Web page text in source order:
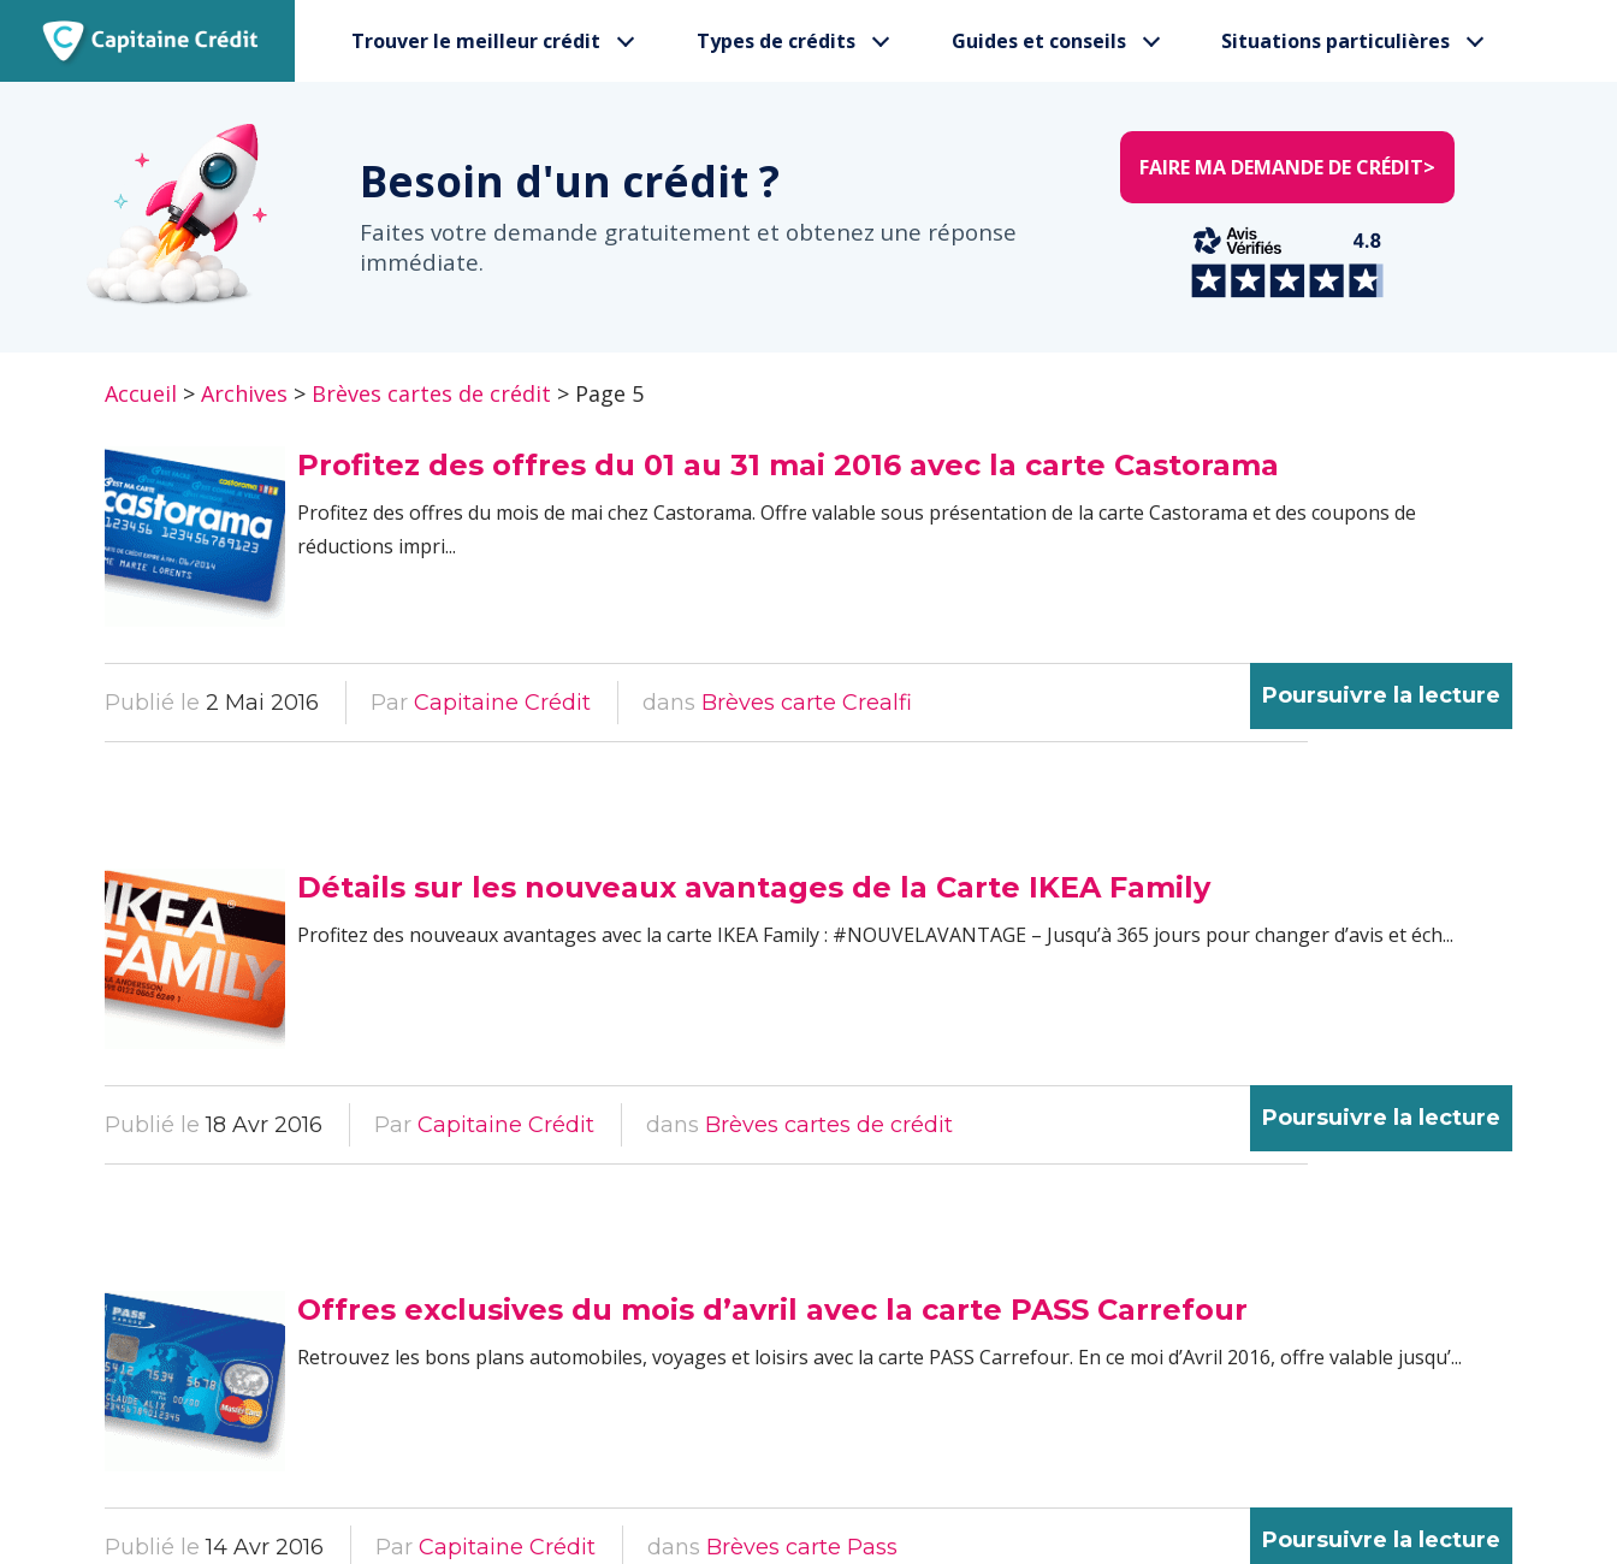
Trouver le meilleur crédit Types de crédits Guides et conseils Situations particulières
Besoin d'un crédit ?
Faites votre demande gratuitement et obtenez une réponse
immédiate.
FAIRE MA DEMANDE DE CRÉDIT>
Accueil > Archives > Brèves cartes de crédit > Page 5
Profitez des offres du 01 au 31 mai 2016 avec la carte Castorama
Profitez des offres du mois de mai chez Castorama. Offre valable sous présentation de la carte Castorama et des coupons de
réductions impri...
Publié le 2 Mai 2016 Par Capitaine Crédit dans Brèves carte Crealfi Poursuivre la lecture
Détails sur les nouveaux avantages de la Carte IKEA Family
Profitez des nouveaux avantages avec la carte IKEA Family : #NOUVELAVANTAGE – Jusqu’à 365 jours pour changer d’avis et éch...
Publié le18 Avr 2016 Par Capitaine Crédit dans Brèves cartes de crédit Poursuivre la lecture
Offres exclusives du mois d’avril avec la carte PASS Carrefour
Retrouvez les bons plans automobiles, voyages et loisirs avec la carte PASS Carrefour. En ce moi d’Avril 2016, offre valable jusqu’...
Publié le14 Avr 2016 Par Capitaine Crédit dans Brèves carte Pass Poursuivre la lecture